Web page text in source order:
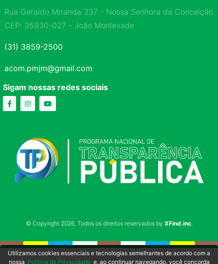
Rua Geraldo Miranda 337 - Nossa Senhora da Conceição
CEP: 35930-027 - João Monlevade
(31) 3859-2500
acom.pmjm@gmail.com
Sigam nossas redes sociais
© Copyright 2026, Todos os direitos reservados by XFind.inc.
Utilizamos cookies essenciais e tecnologias semelhantes de acordo com a
nossa Política de Privacidadee, ao continuar navegando, você concorda